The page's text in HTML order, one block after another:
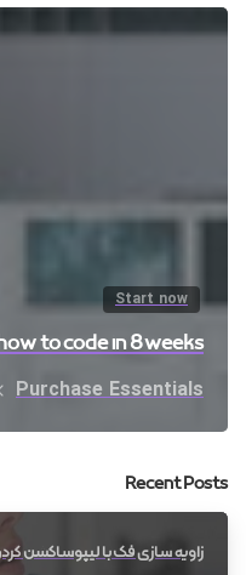
Start now
to code in 8 weeks?
Purchase Essentials
Recent Posts
زاویه سازی فک با لیپوساکشن